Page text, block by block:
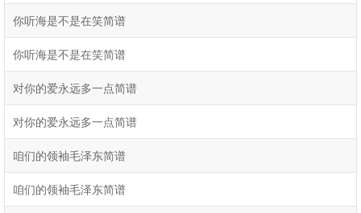
你听海是不是在笑简谱
你听海是不是在笑简谱
对你的爱永远多一点简谱
对你的爱永远多一点简谱
咱们的领袖毛泽东简谱
咱们的领袖毛泽东简谱